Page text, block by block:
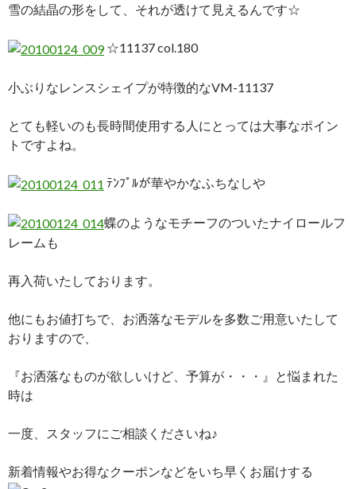
雪の結晶の形をして、それが透けて見えるんです☆
☆11137 col.180
小ぶりなレンスシェイプが特徴的なVM-11137
とても軽いのも長時間使用する人にとっては大事なポイン
トですよね。
ﾃﾝﾌﾟﾙが華やかなふちなしや
蝶のようなモチーフのついたナイロールフ
レームも
再入荷いたしております。
他にもお値打ちで、お洒落なモデルを多数ご用意いたして
おりますので、
『お洒落なものが欲しいけど、予算が・・・』と悩まれた
時は
一度、スタッフにご相談くださいね♪
新着情報やお得なクーポンなどをいち早くお届けする